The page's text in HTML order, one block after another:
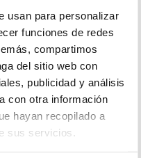
usan para personalizar
funciones de redes
compartimos
del sitio web con
publicidad y análisis
con otra información
hayan recopilado a
sus servicios.